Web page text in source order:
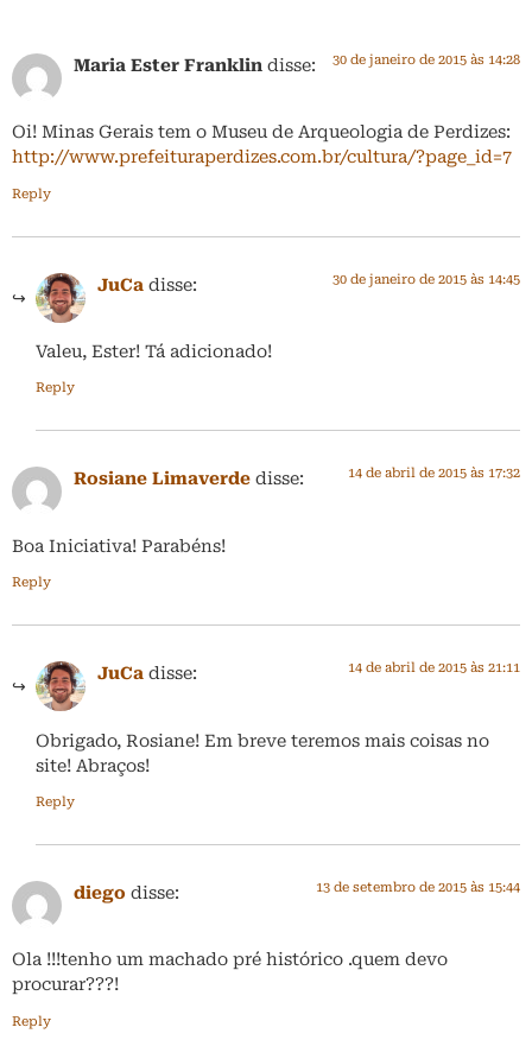
Maria Ester Franklin disse: 30 de janeiro de 2015 às 14:28
Oi! Minas Gerais tem o Museu de Arqueologia de Perdizes:
http://www.prefeituraperdizes.com.br/cultura/?page_id=7
Reply
JuCa disse: 30 de janeiro de 2015 às 14:45
Valeu, Ester! Tá adicionado!
Reply
Rosiane Limaverde disse: 14 de abril de 2015 às 17:32
Boa Iniciativa! Parabéns!
Reply
JuCa disse: 14 de abril de 2015 às 21:11
Obrigado, Rosiane! Em breve teremos mais coisas no
site! Abraços!
Reply
diego disse: 13 de setembro de 2015 às 15:44
Ola !!!tenho um machado pré histórico .quem devo
procurar???!
Reply